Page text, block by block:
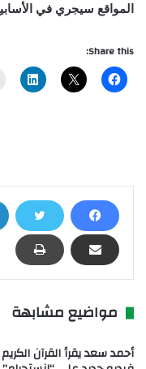
المواقع سيجري في الأسابيع
Share this:
مواضيع مشابهة
أحمد سعد يقرأ القرآن